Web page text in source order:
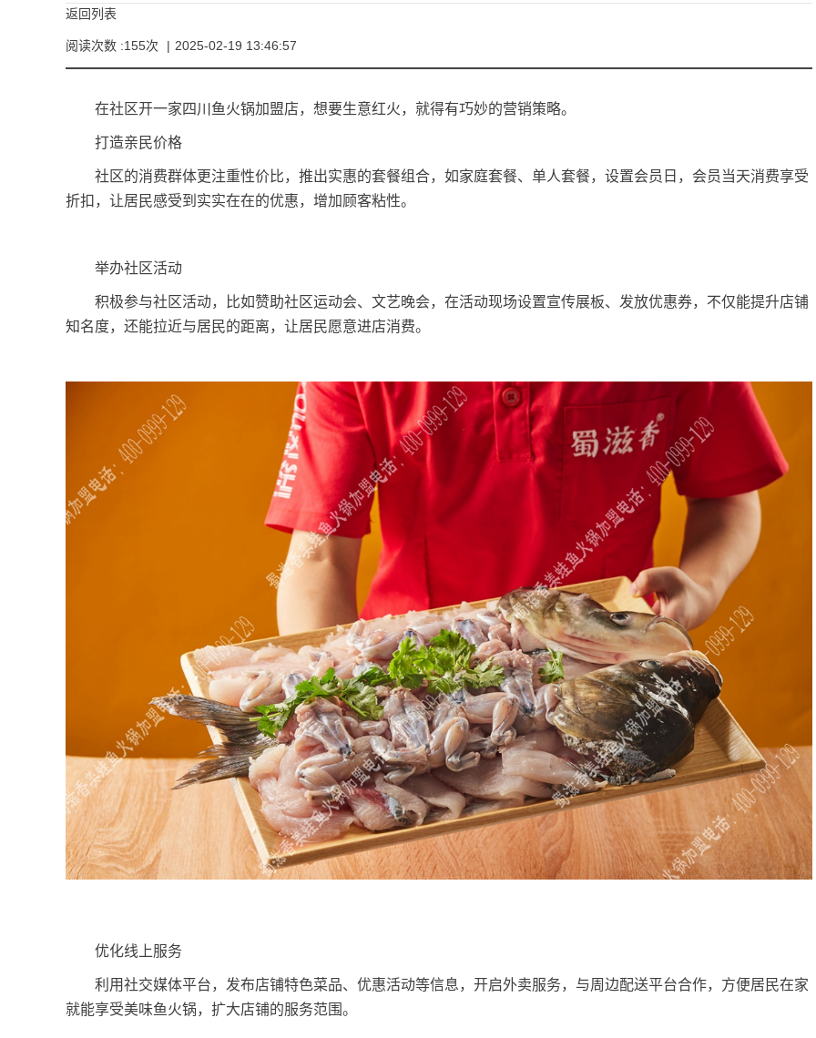
返回列表
阅读次数 :155次 | 2025-02-19 13:46:57
在社区开一家四川鱼火锅加盟店，想要生意红火，就得有巧妙的营销策略。
打造亲民价格
社区的消费群体更注重性价比，推出实惠的套餐组合，如家庭套餐、单人套餐，设置会员日，会员当天消费享受
折扣，让居民感受到实实在在的优惠，增加顾客粘性。
举办社区活动
积极参与社区活动，比如赞助社区运动会、文艺晚会，在活动现场设置宣传展板、发放优惠券，不仅能提升店铺
知名度，还能拉近与居民的距离，让居民愿意进店消费。
优化线上服务
利用社交媒体平台，发布店铺特色菜品、优惠活动等信息，开启外卖服务，与周边配送平台合作，方便居民在家
就能享受美味鱼火锅，扩大店铺的服务范围。